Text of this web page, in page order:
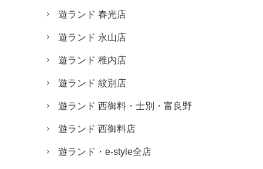
遊ランド 春光店
遊ランド 永山店
遊ランド 稚内店
遊ランド 紋別店
遊ランド 西御料・士別・富良野
遊ランド 西御料店
遊ランド・e-style全店